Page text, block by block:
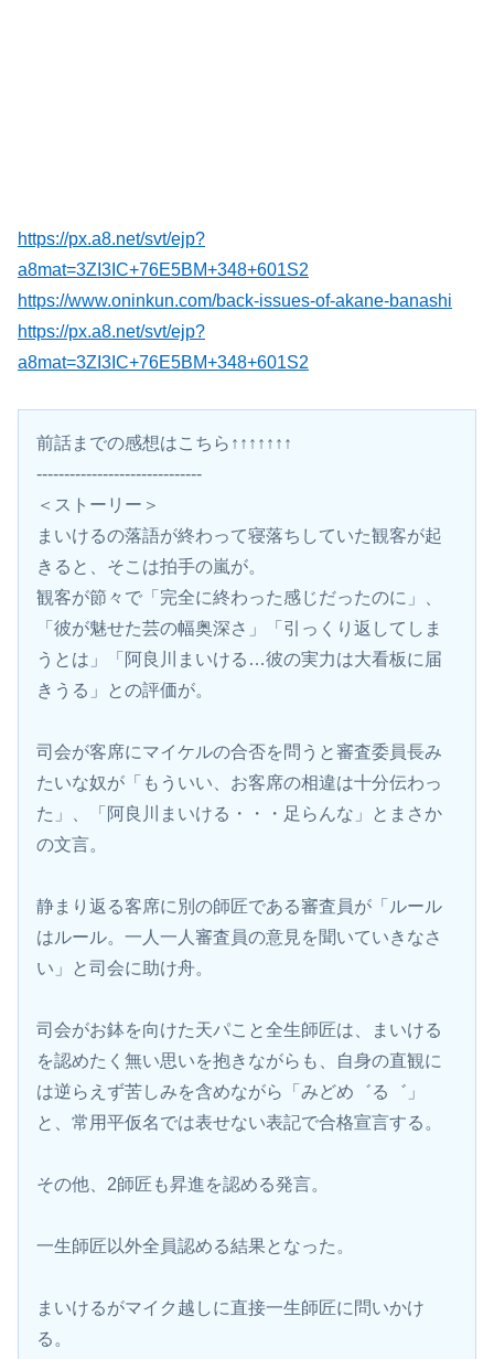
https://px.a8.net/svt/ejp?
a8mat=3ZI3IC+76E5BM+348+601S2
https://www.oninkun.com/back-issues-of-akane-banashi
https://px.a8.net/svt/ejp?
a8mat=3ZI3IC+76E5BM+348+601S2
前話までの感想はこちら↑↑↑↑↑↑↑
------------------------------
＜ストーリー＞
まいけるの落語が終わって寝落ちしていた観客が起
きると、そこは拍手の嵐が。
観客が節々で「完全に終わった感じだったのに」、
「彼が魅せた芸の幅奥深さ」「引っくり返してしま
うとは」「阿良川まいける…彼の実力は大看板に届
きうる」との評価が。
司会が客席にマイケルの合否を問うと審査委員長み
たいな奴が「もういい、お客席の相違は十分伝わっ
た」、「阿良川まいける・・・足らんな」とまさか
の文言。
静まり返る客席に別の師匠である審査員が「ルール
はルール。一人一人審査員の意見を聞いていきなさ
い」と司会に助け舟。
司会がお鉢を向けた天パこと全生師匠は、まいける
を認めたく無い思いを抱きながらも、自身の直観に
は逆らえず苦しみを含めながら「みどめ゛る゛」
と、常用平仮名では表せない表記で合格宣言する。
その他、2師匠も昇進を認める発言。
一生師匠以外全員認める結果となった。
まいけるがマイク越しに直接一生師匠に問いかけ
る。